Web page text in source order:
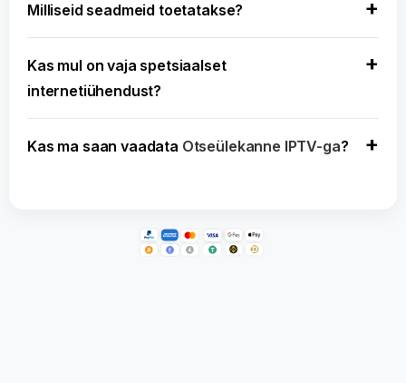
Milliseid seadmeid toetatakse?
Kas mul on vaja spetsiaalset
internetiühendust?
Kas ma saan vaadata Otseülekanne IPTV-ga?